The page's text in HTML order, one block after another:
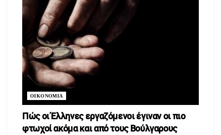
ΟΙΚΟΝΟΜΙΑ
Πώς οι Έλληνες εργαζόμενοι έγιναν οι πιο
φτωχοί ακόμα και από τους Βούλγαρους